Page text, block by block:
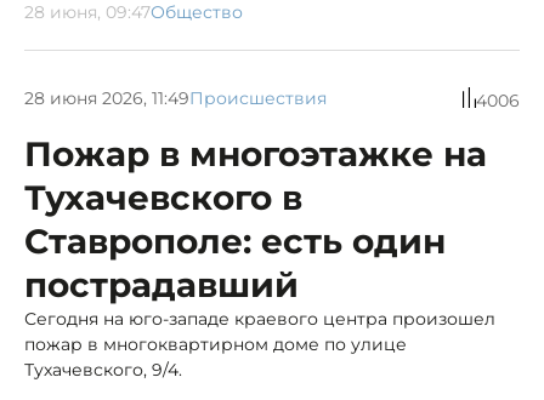
28 июня, 09:47Общество
28 июня 2026, 11:49Происшествия 4006
Пожар в многоэтажке на
Тухачевского в
Ставрополе: есть один
пострадавший
Сегодня на юго-западе краевого центра произошел
пожар в многоквартирном доме по улице
Тухачевского, 9/4.